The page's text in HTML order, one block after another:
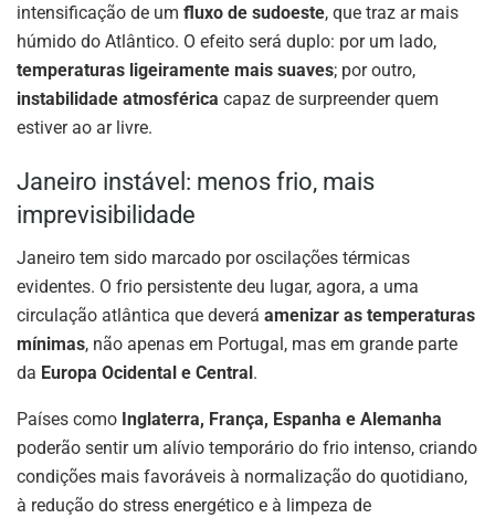
intensificação de um fluxo de sudoeste, que traz ar mais
húmido do Atlântico. O efeito será duplo: por um lado,
temperaturas ligeiramente mais suaves; por outro,
instabilidade atmosférica capaz de surpreender quem
estiver ao ar livre.
Janeiro instável: menos frio, mais
imprevisibilidade
Janeiro tem sido marcado por oscilações térmicas
evidentes. O frio persistente deu lugar, agora, a uma
circulação atlântica que deverá amenizar as temperaturas
mínimas, não apenas em Portugal, mas em grande parte
da Europa Ocidental e Central .
Países como Inglaterra, França, Espanha e Alemanha
poderão sentir um alívio temporário do frio intenso, criando
condições mais favoráveis à normalização do quotidiano,
à redução do stress energético e à limpeza de